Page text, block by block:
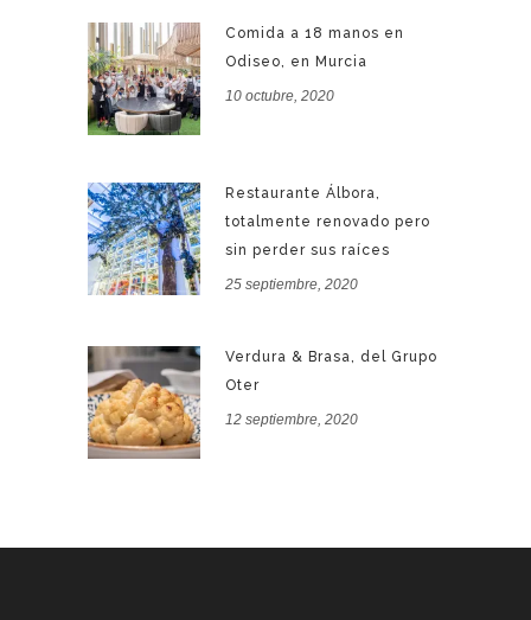
Comida a 18 manos en
Odiseo, en Murcia
10 octubre, 2020
Restaurante Álbora,
totalmente renovado pero
sin perder sus raíces
25 septiembre, 2020
Verdura & Brasa, del Grupo
Oter
12 septiembre, 2020